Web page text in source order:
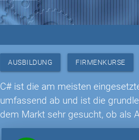
AUSBILDUNG FIRMENKURSE
C# ist die am meisten
umfassend ab und ist die
dem Markt sehr gesucht, ob als